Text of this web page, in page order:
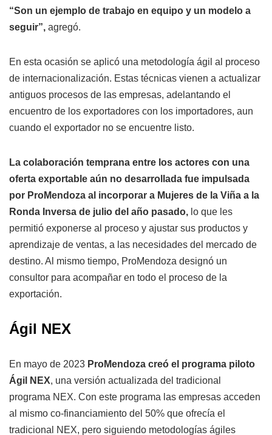
“Son un ejemplo de trabajo en equipo y un modelo a
seguir”, agregó.
En esta ocasión se aplicó una metodología ágil al proceso
de internacionalización. Estas técnicas vienen a actualizar
antiguos procesos de las empresas, adelantando el
encuentro de los exportadores con los importadores, aun
cuando el exportador no se encuentre listo.
La colaboración temprana entre los actores con una
oferta exportable aún no desarrollada fue impulsada
por ProMendoza al incorporar a Mujeres de la Viña a la
Ronda Inversa de julio del año pasado, lo que les
permitió exponerse al proceso y ajustar sus productos y
aprendizaje de ventas, a las necesidades del mercado de
destino. Al mismo tiempo, ProMendoza designó un
consultor para acompañar en todo el proceso de la
exportación.
Ágil NEX
En mayo de 2023 ProMendoza creó el programa piloto
Ágil NEX, una versión actualizada del tradicional
programa NEX. Con este programa las empresas acceden
al mismo co-financiamiento del 50% que ofrecía el
tradicional NEX, pero siguiendo metodologías ágiles